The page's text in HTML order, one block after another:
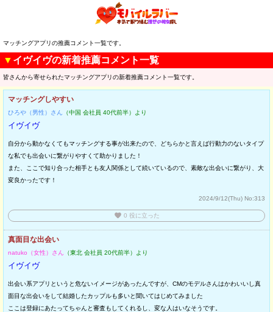
マッチングアプリの推薦コメント一覧です。
▼ イヴイヴの新着推薦コメント一覧
皆さんから寄せられたマッチングアプリの新着推薦コメント一覧です。
マッチングしやすい
ひろや（男性）さん （中国 会社員 40代前半）より
イヴイヴ
自分から動かなくてもマッチングする事が出来たので、どちらかと言えば行動力のないタイプ
な私でも出会いに繋がりやすくて助かりました！
また、ここで知り合った相手とも友人関係として続いているので、素敵な出会いに繋がり、大
変良かったです！
2024/9/12(Thu) No:313
favorite 0 役に立った
真面目な出会い
natuko（女性）さん （東北 会社員 20代前半）より
イヴイヴ
出会い系アプリというと危ないイメージがあったんですが、CMのモデルさんはかわいいし真
面目な出会いをして結婚したカップルも多いと聞いてはじめてみました
ここは登録にあたってちゃんと審査もしてくれるし、変な人はいなそうです。